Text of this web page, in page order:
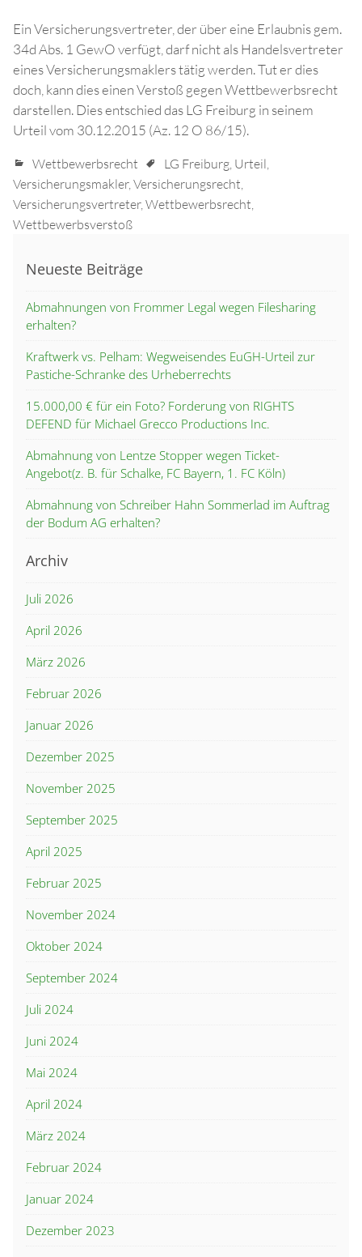
Ein Versicherungsvertreter, der über eine Erlaubnis gem.
34d Abs. 1 GewO verfügt, darf nicht als Handelsvertreter
eines Versicherungsmaklers tätig werden. Tut er dies
doch, kann dies einen Verstoß gegen Wettbewerbsrecht
darstellen. Dies entschied das LG Freiburg in seinem
Urteil vom 30.12.2015 (Az. 12 O 86/15).
Wettbewerbsrecht LG Freiburg, Urteil,
Versicherungsmakler,Versicherungsrecht,
Versicherungsvertreter,Wettbewerbsrecht,
Wettbewerbsverstoß
Neueste Beiträge
Abmahnungen von Frommer Legal wegen Filesharing
erhalten?
Kraftwerk vs. Pelham: Wegweisendes EuGH-Urteil zur
Pastiche-Schranke des Urheberrechts
15.000,00 € für ein Foto? Forderung von RIGHTS
DEFEND für Michael Grecco Productions Inc.
Abmahnung von Lentze Stopper wegen Ticket-
Angebot(z. B. für Schalke, FC Bayern, 1. FC Köln)
Abmahnung von Schreiber Hahn Sommerlad im Auftrag
der Bodum AG erhalten?
Archiv
Juli 2026
April 2026
März 2026
Februar 2026
Januar 2026
Dezember 2025
November 2025
September 2025
April 2025
Februar 2025
November 2024
Oktober 2024
September 2024
Juli 2024
Juni 2024
Mai 2024
April 2024
März 2024
Februar 2024
Januar 2024
Dezember 2023